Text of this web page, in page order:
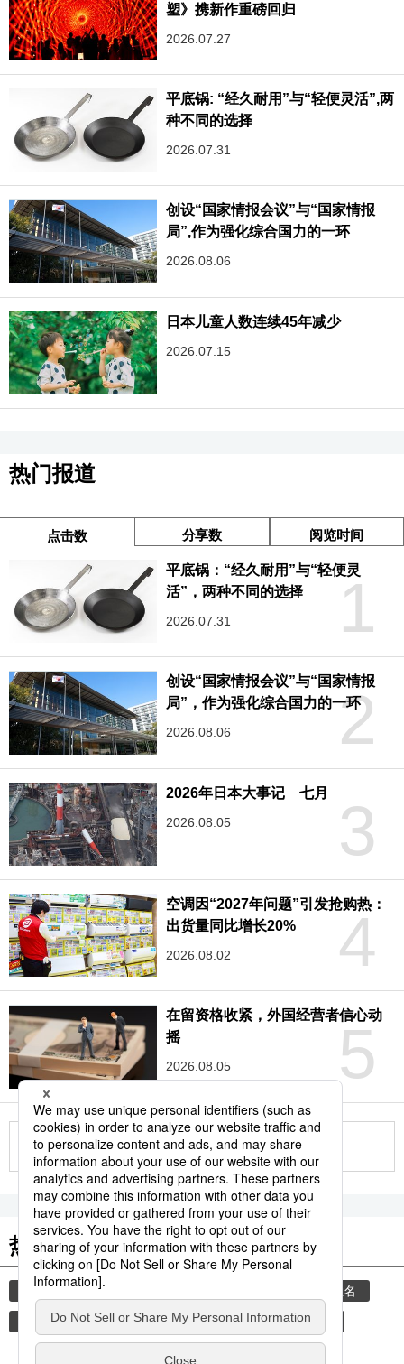
塑》携新作重磅回归
2026.07.27
平底锅: “经久耐用”与“轻便灵活”,两
种不同的选择
2026.07.31
创设“国家情报会议”与“国家情报
局”,作为强化综合国力的一环
2026.08.06
日本儿童人数连续45年减少
2026.07.15
热门报道
点击数 分享数 阅览时间
1
平底锅：“经久耐用”与“轻便灵
活”，两种不同的选择
2026.07.31
2
创设“国家情报会议”与“国家情报
局”，作为强化综合国力的一环
2026.08.06
3
2026年日本大事记 七月
2026.08.05
4
空调因“2027年问题”引发抢购热：
出货量同比增长20%
2026.08.02
5
在留资格收紧，外国经营者信心动
摇
2026.08.05
更多
热门关键词
家庭 饮食 姓名
新生儿 新生儿名 汉字 历史 旅游